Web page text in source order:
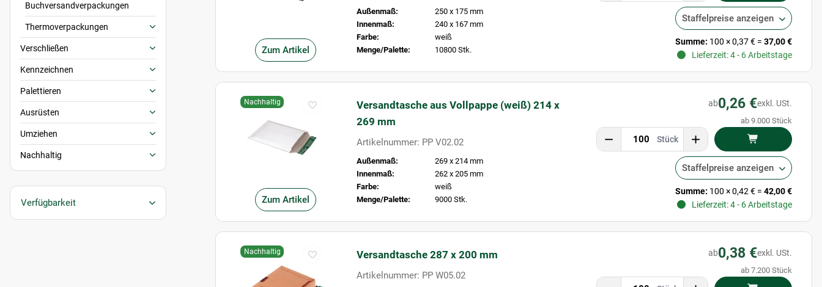
Zum Artikel
Außenmaß:
250 x 175 mm
Innenmaß:
240 x 167 mm
Farbe:
weiß
Menge/Palette:
10800 Stk.
Staffelpreise anzeigen
Summe: 100 ×0,37 € = 37,00 €
Lieferzeit: 4 - 6 Arbeitstage
Zum Artikel
Nachhaltig
Versandtasche aus Vollpappe (weiß) 214 x
269 mm
Artikelnummer: PP V02.02
Außenmaß:
269 x 214 mm
Innenmaß:
262 x 205 mm
Farbe:
weiß
Menge/Palette:
9000 Stk.
ab0,26 €exkl. USt.
ab 9.000 Stück
Stück
Staffelpreise anzeigen
Summe: 100 ×0,42 € = 42,00 €
Lieferzeit: 4 - 6 Arbeitstage
Nachhaltig Versandtasche 287 x 200 mm
Artikelnummer: PP W05.02
ab0,38 €exkl. USt.
ab 7.200 Stück
Buchversandverpackungen
Thermoverpackungen
Verschließen
Kennzeichnen
Palettieren
Ausrüsten
Umziehen
Nachhaltig
Verfügbarkeit